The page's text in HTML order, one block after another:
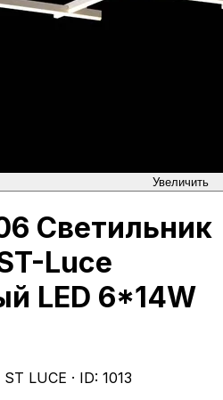
Увеличить
Светильник
Luce
LED 6*14W
ST LUCE · ID: 1013